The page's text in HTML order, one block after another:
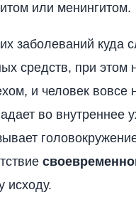
или менингитом.
заболеваний куда
средств, при этом
и человек вовсе
во внутреннее
исходу.